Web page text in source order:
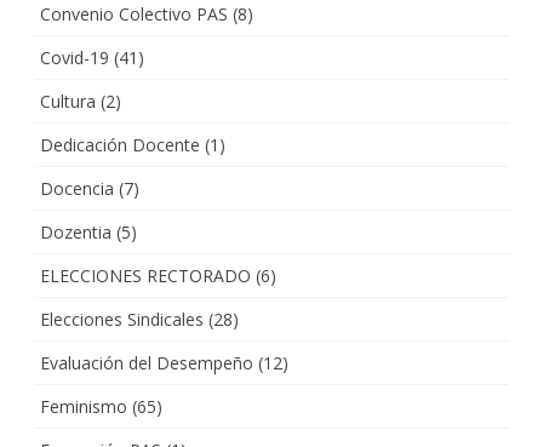
Convenio Colectivo PAS (8)
Covid-19 (41)
Cultura (2)
Dedicación Docente (1)
Docencia (7)
Dozentia (5)
ELECCIONES RECTORADO (6)
Elecciones Sindicales (28)
Evaluación del Desempeño (12)
Feminismo (65)